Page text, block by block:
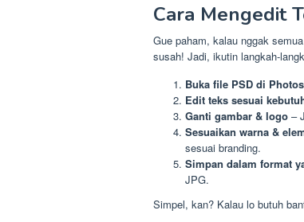
Cara Mengedit
Gue paham, kalau nggak
susah! Jadi, ikutin langkah-
Buka file PSD di
Edit teks sesuai
Ganti gambar & logo –
Sesuaikan warna &
sesuai branding.
Simpan dalam format
JPG.
Simpel, kan? Kalau lo butuh